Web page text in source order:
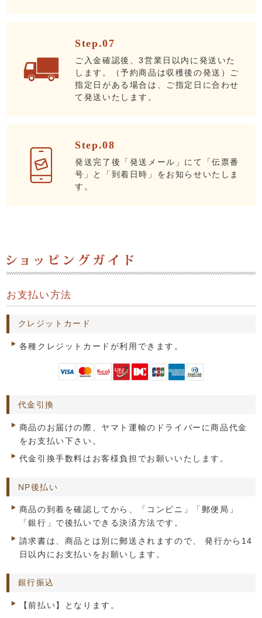
Step.07
ご入金確認後、3営業日以内に発送いた
します。（予約商品は収穫後の発送）ご
指定日がある場合は、ご指定日に合わせ
て発送いたします。
Step.08
発送完了後「発送メール」にて「伝票番
号」と「到着日時」をお知らせいたしま
す。
お支払い方法
クレジットカード
各種クレジットカードが利用できます。
代金引換
商品のお届けの際、ヤマト運輸のドライバーに商品代金
をお支払い下さい。
代金引換手数料はお客様負担でお願いいたします。
NP後払い
商品の到着を確認してから、「コンビニ」「郵便局」
「銀行」で後払いできる決済方法です。
請求書は、商品とは別に郵送されますので、 発行から14
日以内にお支払いをお願いします。
銀行振込
【前払い】となります。